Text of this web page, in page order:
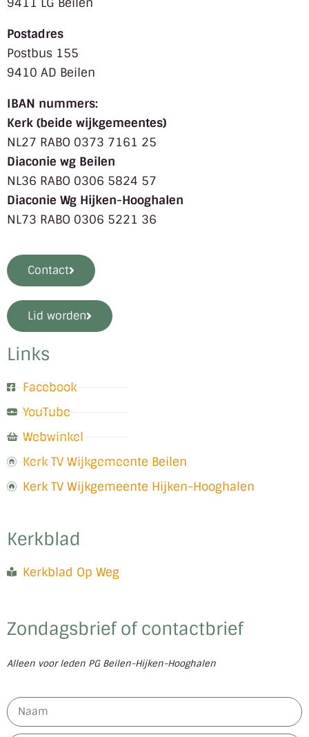
Postadres
Postbus 155
9410 AD Beilen
IBAN nummers:
Kerk (beide wijkgemeentes)
NL27 RABO 0373 7161 25
Diaconie wg Beilen
NL36 RABO 0306 5824 57
Diaconie Wg Hijken-Hooghalen
NL73 RABO 0306 5221 36
Contact
Lid worden
Links
Facebook
YouTube
Webwinkel
Kerk TV Wijkgemeente Beilen
Kerk TV Wijkgemeente Hijken-Hooghalen
Kerkblad
Kerkblad Op Weg
Zondagsbrief of contactbrief
Alleen voor leden PG Beilen-Hijken-Hooghalen